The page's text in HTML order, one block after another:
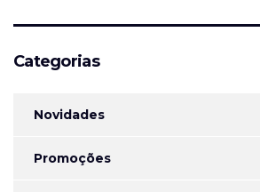
Categorias
Novidades
Promoções